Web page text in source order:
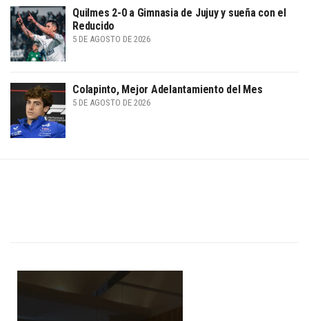
Quilmes 2-0 a Gimnasia de Jujuy y sueña con el
Reducido
5 DE AGOSTO DE 2026
Colapinto, Mejor Adelantamiento del Mes
5 DE AGOSTO DE 2026